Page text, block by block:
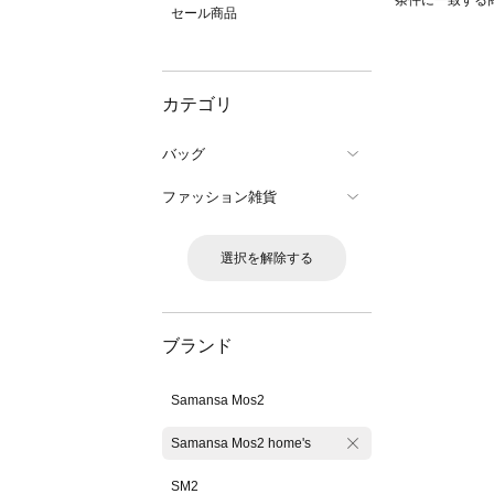
セール商品
カテゴリ
バッグ
ファッション雑貨
選択を解除する
ブランド
Samansa Mos2
Samansa Mos2 home's
SM2